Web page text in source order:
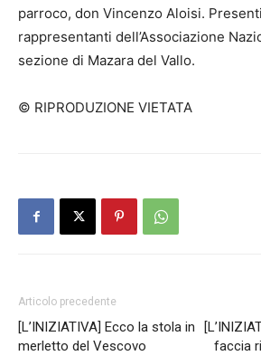
parroco, don Vincenzo Aloisi.
rappresentanti dell’Associazione
sezione di Mazara del Vallo.
© RIPRODUZIONE VIETATA
Articolo precedente
[L’INIZIATIVA] Ecco la stola in
merletto del Vescovo
faccia